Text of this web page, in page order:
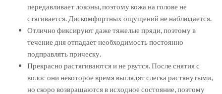
передавливает локоны, поэтому кожа на голове не
стягивается. Дискомфортных ощущений не наблюдается.
Отлично фиксируют даже тяжелые пряди, поэтому в
течение дня отпадает необходимость постоянно
подправлять прическу.
Прекрасно растягиваются и не рвутся. После снятия с
волос они некоторое время выглядят слегка растянутыми,
но скоро возвращаются в исходное состояние, поэтому